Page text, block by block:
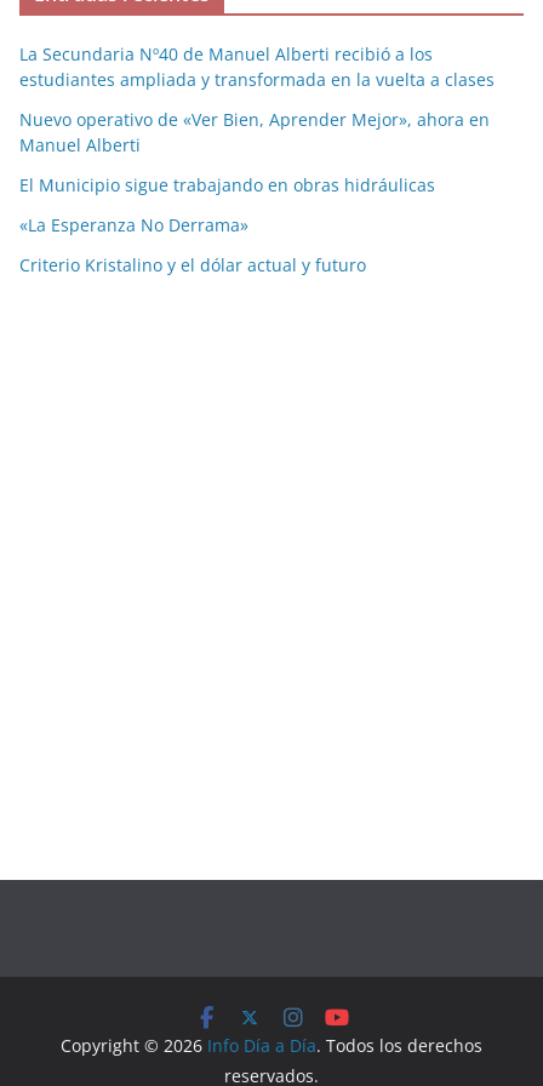
La Secundaria Nº40 de Manuel Alberti recibió a los
estudiantes ampliada y transformada en la vuelta a clases
Nuevo operativo de «Ver Bien, Aprender Mejor», ahora en
Manuel Alberti
El Municipio sigue trabajando en obras hidráulicas
«La Esperanza No Derrama»
Criterio Kristalino y el dólar actual y futuro
Copyright © 2026 Info Día a Día. Todos los derechos
reservados.